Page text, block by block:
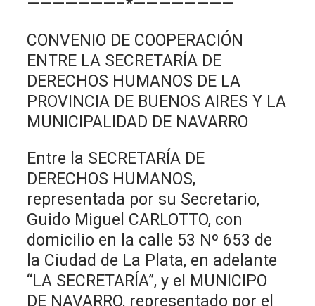
CONVENIO DE COOPERACIÓN
ENTRE LA SECRETARÍA DE
DERECHOS HUMANOS DE LA
PROVINCIA DE BUENOS AIRES Y LA
MUNICIPALIDAD DE NAVARRO
Entre la SECRETARÍA DE
DERECHOS HUMANOS,
representada por su Secretario,
Guido Miguel CARLOTTO, con
domicilio en la calle 53 Nº 653 de
la Ciudad de La Plata, en adelante
“LA SECRETARÍA”, y el MUNICIPO
DE NAVARRO, representado por el